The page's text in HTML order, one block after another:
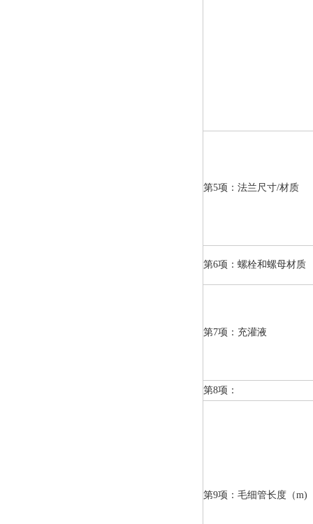
第5项：法兰尺寸/材质
第6项：螺栓和螺母材质
第7项：充灌液
第8项：
第9项：毛细管长度（m)